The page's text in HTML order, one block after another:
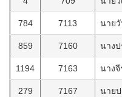
784 7113 นาย
859 7160 นาง
1194 7163 นาง
279 7167 นาย